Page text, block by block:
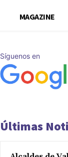
MAGAZINE
Síguenos en
Últimas